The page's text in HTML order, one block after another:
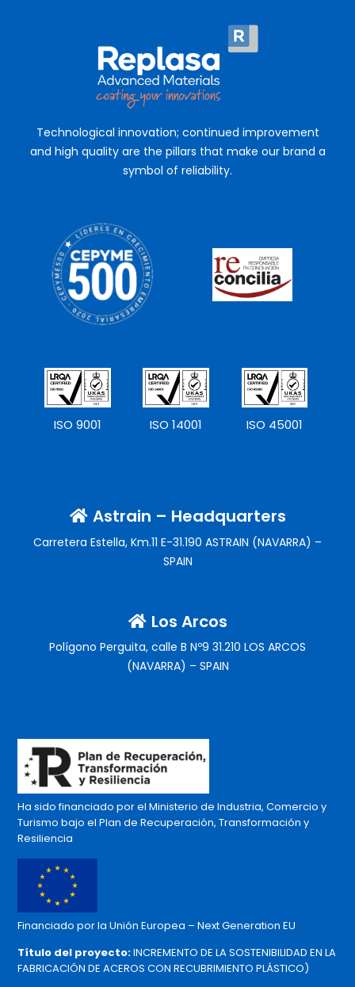
Technological innovation; continued improvement
and high quality are the pillars that make our brand a
symbol of reliability.
ISO 9001 ISO 14001 ISO 45001
Astrain – Headquarters
Carretera Estella, Km.11 E-31.190 ASTRAIN (NAVARRA) –
SPAIN
Los Arcos
Polígono Perguita, calle B Nº9 31.210 LOS ARCOS
(NAVARRA) – SPAIN
Ha sido financiado por el Ministerio de Industria, Comercio y
Turismo bajo el Plan de Recuperación, Transformación y
Resiliencia
Financiado por la Unión Europea – Next Generation EU
Título del proyecto:INCREMENTO DE LA SOSTENIBILIDAD EN LA
FABRICACIÓN DE ACEROS CON RECUBRIMIENTO PLÁSTICO)